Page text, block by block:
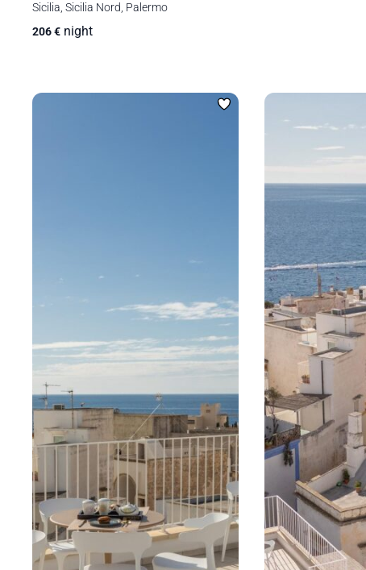
Sicilia, Sicilia Nord, Palermo
206€ night